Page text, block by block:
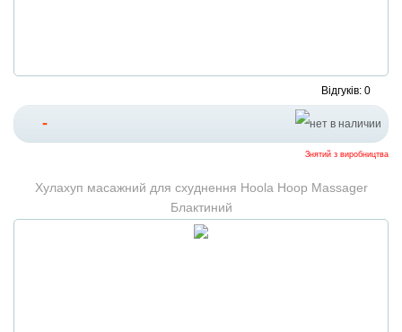
Відгуків: 0
-
Знятий з виробництва
Хулахуп масажний для схуднення Hoola Hoop Massager
Блактиний